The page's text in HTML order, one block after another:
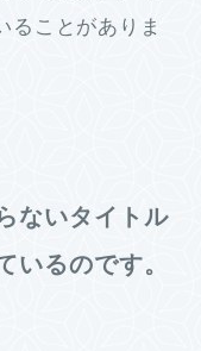
ることがありま
ないタイトル
いるのです。